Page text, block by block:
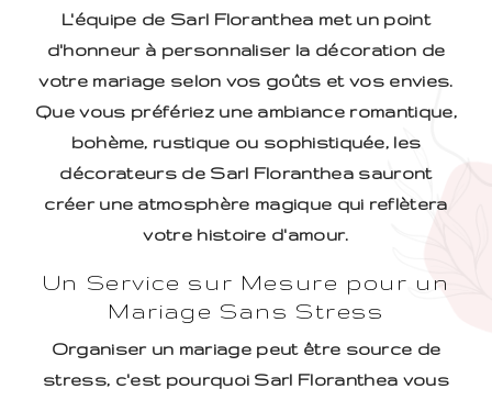
L'équipe de Sarl Floranthea met un point
d'honneur à personnaliser la décoration de
votre mariage selon vos goûts et vos envies.
Que vous préfériez une ambiance romantique,
bohème, rustique ou sophistiquée, les
décorateurs de Sarl Floranthea sauront
créer une atmosphère magique qui reflètera
votre histoire d'amour.
Un Service sur Mesure pour un
Mariage Sans Stress
Organiser un mariage peut être source de
stress, c'est pourquoi Sarl Floranthea vous